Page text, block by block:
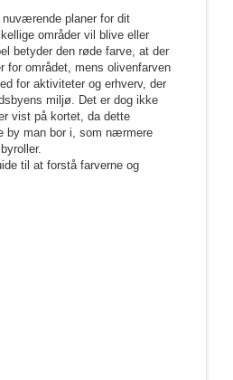
nuværende planer for dit
områder vil blive eller
betyder den røde farve, at der
for området, mens olivenfarven
for aktiviteter og erhverv, der
miljø. Det er dog ikke
vist på kortet, da dette
by man bor i, som nærmere
til at forstå farverne og